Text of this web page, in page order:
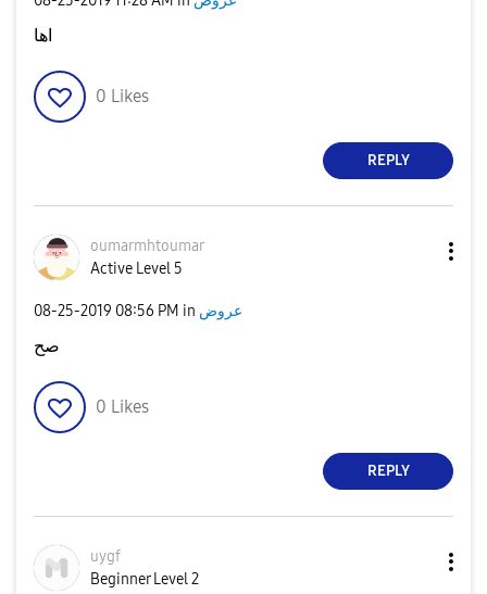
اها
0 Likes
REPLY
oumarmhtoumar
Active Level 5
‎08-25-2019 08:56 PM in عروض
صح
0 Likes
REPLY
uygf
Beginner Level 2